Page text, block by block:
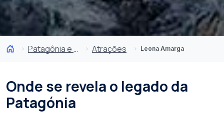
Patagônia e Antártida Atrações Leona Amarga
Onde se revela o legado da
Patagónia